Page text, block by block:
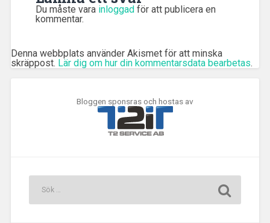
Du måste vara inloggad för att publicera en
kommentar.
Denna webbplats använder Akismet för att minska
skräppost. Lär dig om hur din kommentarsdata bearbetas.
Bloggen sponsras och hostas av